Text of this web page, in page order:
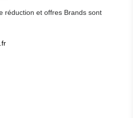
réduction et offres Brands sont